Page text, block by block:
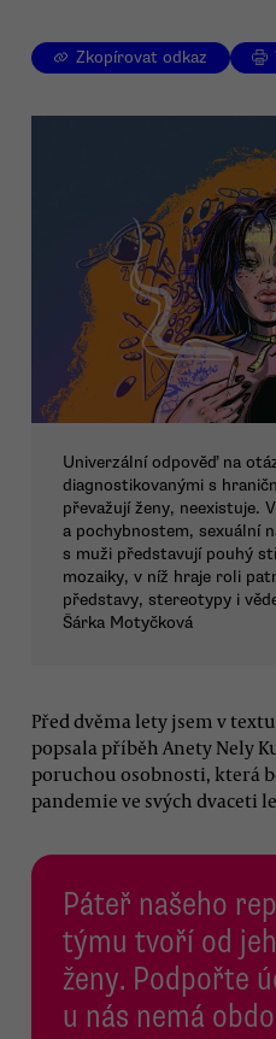
Zkopírovat odkaz
Univerzální odpověď na
diagnostikovanými s
převažují ženy, neexistuje.
a pochybnostem, sexuální
s muži představují pouhý
mozaiky, v níž hraje roli
představy, stereotypy i
Šárka Motyčková
Před dvěma lety jsem v textu
popsala příběh Anety Nely
poruchou osobnosti, která
pandemie ve svých dvaceti
Páteř našeho
týmu tvoří od
ženy. Podpořte
u nás nemá